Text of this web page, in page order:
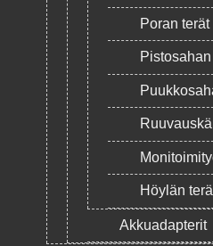
Poran terät
Höylän
Akkuadapterit